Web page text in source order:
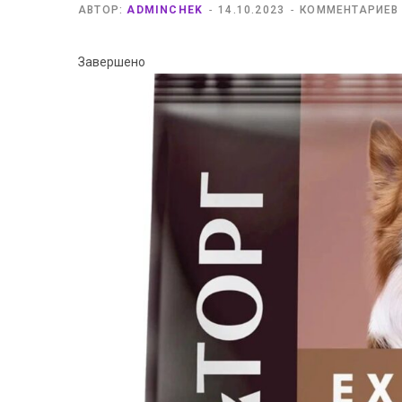
АВТОР: ADMINCHEK 14.10.2023 КОММЕНТАРИЕВ
Завершено